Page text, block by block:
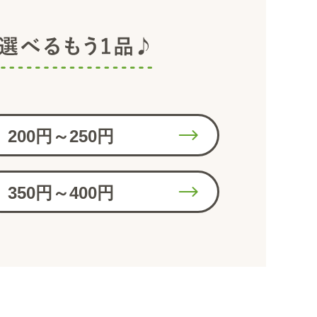
200円～250円
350円～400円